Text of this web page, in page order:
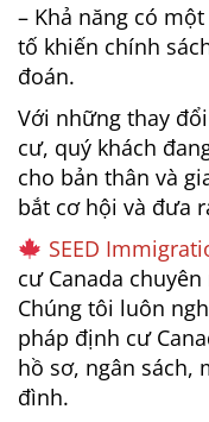
– Khả năng có
tố khiến chính
đoán.
Với những thay
cư, quý khách
cho bản thân và
bắt cơ hội và đưa
SEED
cư Canada
Chúng tôi luôn
pháp định cư
hồ sơ, ngân sách,
đình.